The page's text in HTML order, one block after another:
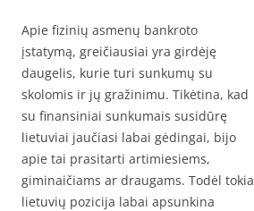
Apie fizinių asmenų bankroto
įstatymą, greičiausiai yra girdėję
daugelis, kurie turi sunkumų su
skolomis ir jų gražinimu. Tikėtina, kad
su finansiniai sunkumais susidūrę
lietuviai jaučiasi labai gėdingai, bijo
apie tai prasitarti artimiesiems,
giminaičiams ar draugams. Todėl tokia
lietuvių pozicija labai apsunkina